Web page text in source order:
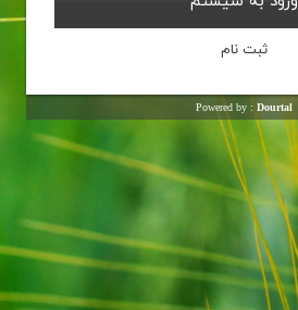
Powered by : Dourtal